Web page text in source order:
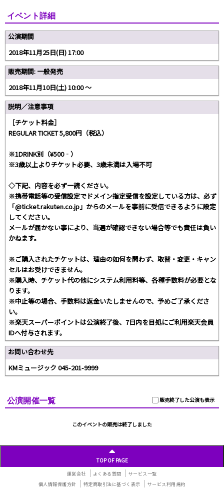
イベント詳細
公演期間
2018年11月25日(日) 17:00
販売期間: 一般発売
2018年11月10日(土) 10:00 〜
説明／注意事項
［チケット料金］
REGULAR TICKET 5,800円（税込）
※1DRINK別（¥500‐）
※3歳以上よりチケット必要、3歳未満は入場不可
◇下記、内容を必ず一読ください。
※携帯電話等の受信設定でドメイン指定受信を設定している方は、必ず
「@ticket.rakuten.co.jp」からのメールを事前に受信できるように設定
してください。
メールが届かない事により、当選が確認できない場合等でも責任は負い
かねます。
※ご購入されたチケットは、理由の如何を問わず、取替・変更・キャン
セルはお受けできません。
※購入時、チケット代の他にシステム利用料等、各種手数料が必要とな
ります。
※中止等の場合、手数料は返金いたしませんので、予めご了承くださ
い。
※楽天スーパーポイントは公演終了後、7日内を目処にご利用楽天会員
IDへ付与されます。
お問い合わせ先
KMミュージック 045-201-9999
販売終了した公演も表示
公演開催一覧
このイベントの販売は終了しました
TOP OF PAGE
運営会社 よくある質問
サービス一覧
個人情報保護方針
特定商取引法に基づく表示 サービス利用規約